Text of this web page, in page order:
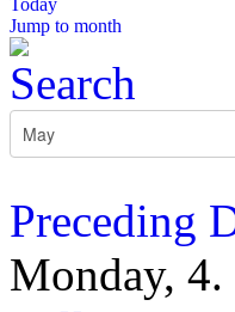
Today
Jump to month
Preceding
Monday,